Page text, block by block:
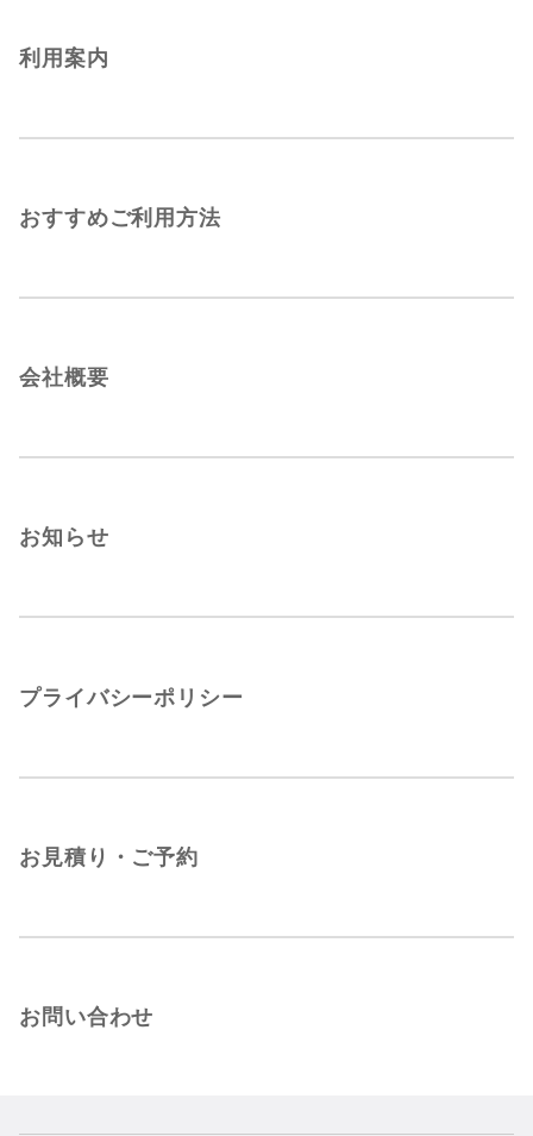
利用案内
おすすめご利用方法
会社概要
お知らせ
プライバシーポリシー
お見積り・ご予約
お問い合わせ